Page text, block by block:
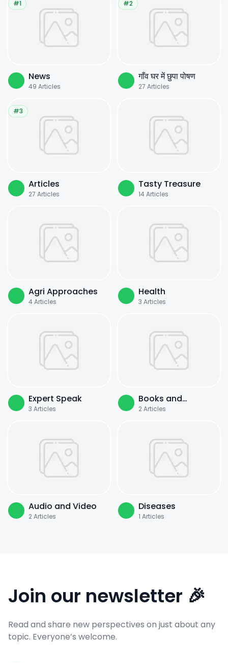
#1
News
49 Articles
#2
गाँव घर में छुपा पोषण
27 Articles
#3
Articles
27 Articles
Tasty Treasure
14Articles
Agri Approaches
4Articles
Health
3 Articles
Expert Speak
3 Articles
Books and
Literature
2Articles
Audio and Video
2Articles
Diseases
1 Articles
Join our newsletter 🎉
Read and share new perspectives on just about any
topic. Everyone’s welcome.